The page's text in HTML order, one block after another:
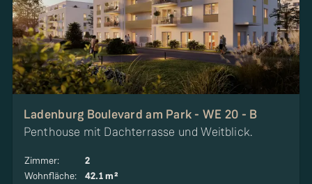
Ladenburg Boulevard am Park - WE 20 - B
Penthouse mit Dachterrasse und Weitblick.
Zimmer:
2
Wohnfläche:
42.1 m²